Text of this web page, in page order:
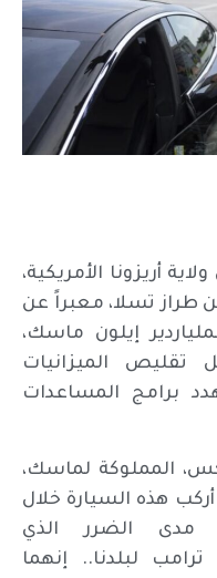
أريزونا الأمريكية،
طراز تسلا، معبراً عن
إيلون ماسك،
الميزانيات
برامج المساعدات
المملوكة لماسك،
هذه السيارة خلال
مدى الضرر الذي
لبلدنا.. إنهما